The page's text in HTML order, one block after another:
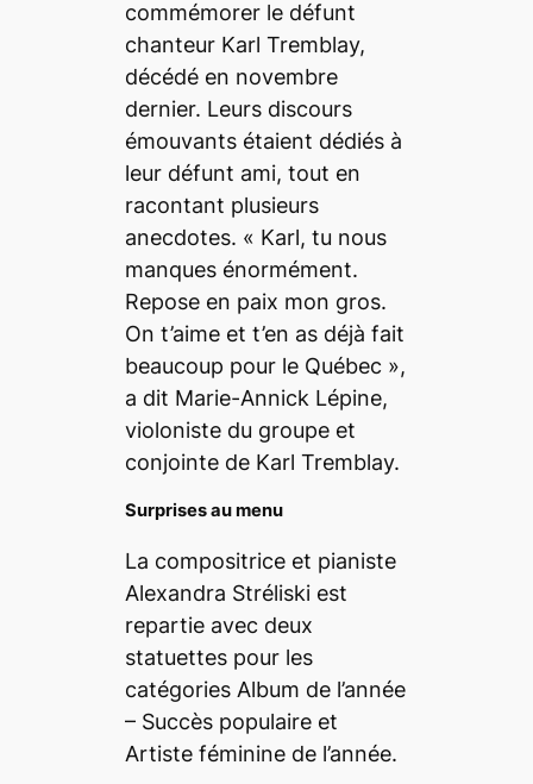
commémorer le défunt
chanteur Karl Tremblay,
décédé en novembre
dernier. Leurs discours
émouvants étaient dédiés à
leur défunt ami, tout en
racontant plusieurs
anecdotes. « Karl, tu nous
manques énormément.
Repose en paix mon gros.
On t’aime et t’en as déjà fait
beaucoup pour le Québec »,
a dit Marie-Annick Lépine,
violoniste du groupe et
conjointe de Karl Tremblay.
Surprises au menu
La compositrice et pianiste
Alexandra Stréliski est
repartie avec deux
statuettes pour les
catégories Album de l’année
– Succès populaire et
Artiste féminine de l’année.